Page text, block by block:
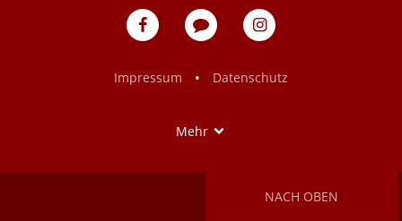
eventpeppers
Blog
eventpeppers
Impressum
• Datenschutz
Mehr
NACH OBEN